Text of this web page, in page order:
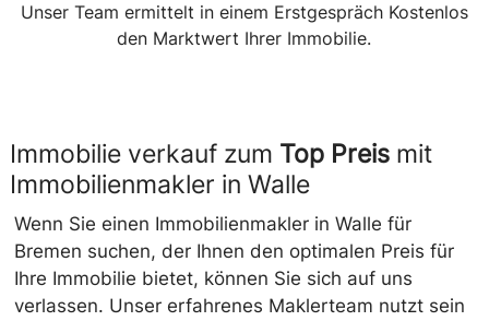
Unser Team ermittelt in einem Erstgespräch Kostenlos
den Marktwert Ihrer Immobilie.
Immobilie verkauf zum Top Preismit
Immobilienmakler in Walle
Wenn Sie einen Immobilienmakler in Walle für
Bremen suchen, der Ihnen den optimalen Preis für
Ihre Immobilie bietet, können Sie sich auf uns
verlassen. Unser erfahrenes Maklerteam nutzt sein